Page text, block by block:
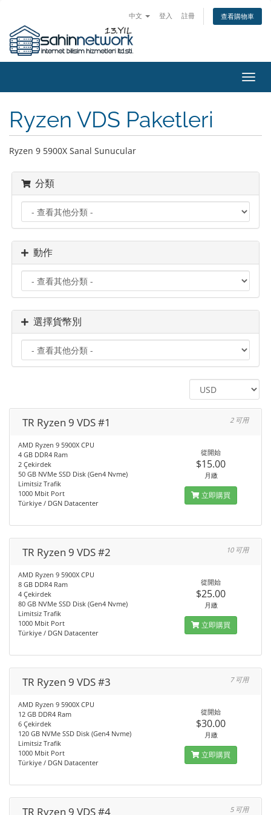
中文 登入 註冊 查看購物車
切
換
Ryzen VDS Paketleri
Ryzen 9 5900X Sanal Sunucular
分類
動作
選擇貨幣別
TR Ryzen 9 VDS #1 2 可用
AMD Ryzen 9 5900X CPU
4 GB DDR4 Ram
2 Çekirdek
50 GB NVMe SSD Disk (Gen4 Nvme)
Limitsiz Trafik
1000 Mbit Port
Türkiye / DGN Datacenter
從開始
$15.00
月繳
立即購買
TR Ryzen 9 VDS #2 10 可用
AMD Ryzen 9 5900X CPU
8 GB DDR4 Ram
4 Çekirdek
80 GB NVMe SSD Disk (Gen4 Nvme)
Limitsiz Trafik
1000 Mbit Port
Türkiye / DGN Datacenter
從開始
$25.00
月繳
立即購買
TR Ryzen 9 VDS #3 7 可用
AMD Ryzen 9 5900X CPU
12 GB DDR4 Ram
6 Çekirdek
120 GB NVMe SSD Disk (Gen4 Nvme)
Limitsiz Trafik
1000 Mbit Port
Türkiye / DGN Datacenter
從開始
$30.00
月繳
立即購買
TR Ryzen 9 VDS #4 5 可用